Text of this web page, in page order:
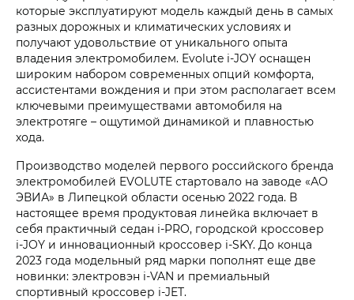
которые эксплуатируют модель каждый день в самых
разных дорожных и климатических условиях и
получают удовольствие от уникального опыта
владения электромобилем. Evolute i‑JOY оснащен
широким набором современных опций комфорта,
ассистентами вождения и при этом располагает всем
ключевыми преимуществами автомобиля на
электротяге – ощутимой динамикой и плавностью
хода.
Производство моделей первого российского бренда
электромобилей EVOLUTE стартовало на заводе «АО
ЭВИА» в Липецкой области осенью 2022 года. В
настоящее время продуктовая линейка включает в
себя практичный седан i‑PRO, городской кроссовер
i‑JOY и инновационный кроссовер i‑SKY. До конца
2023 года модельный ряд марки пополнят еще две
новинки: электровэн i‑VAN и премиальный
спортивный кроссовер i‑JET.